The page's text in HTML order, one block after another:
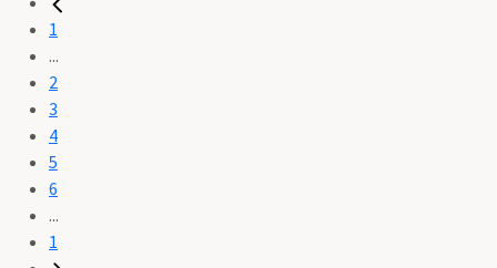
1
...
2
3
4
5
6
...
1